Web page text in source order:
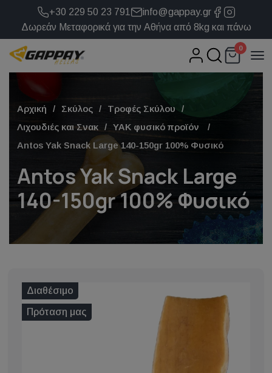
+30 229 50 23 791
info@gappay.gr
Δωρεάν Μεταφορικά για την Αθήνα από 8kg και πάνω
0
Αρχική Σκύλος
Τροφές Σκύλου
Λιχουδιές και Σνακ
ΥΑΚ φυσικό προϊόν
Antos Yak Snack Large 140-150gr 100% Φυσικό
Antos Yak Snack Large
140-150gr 100% Φυσικό
Διαθέσιμο
Πρόταση μας